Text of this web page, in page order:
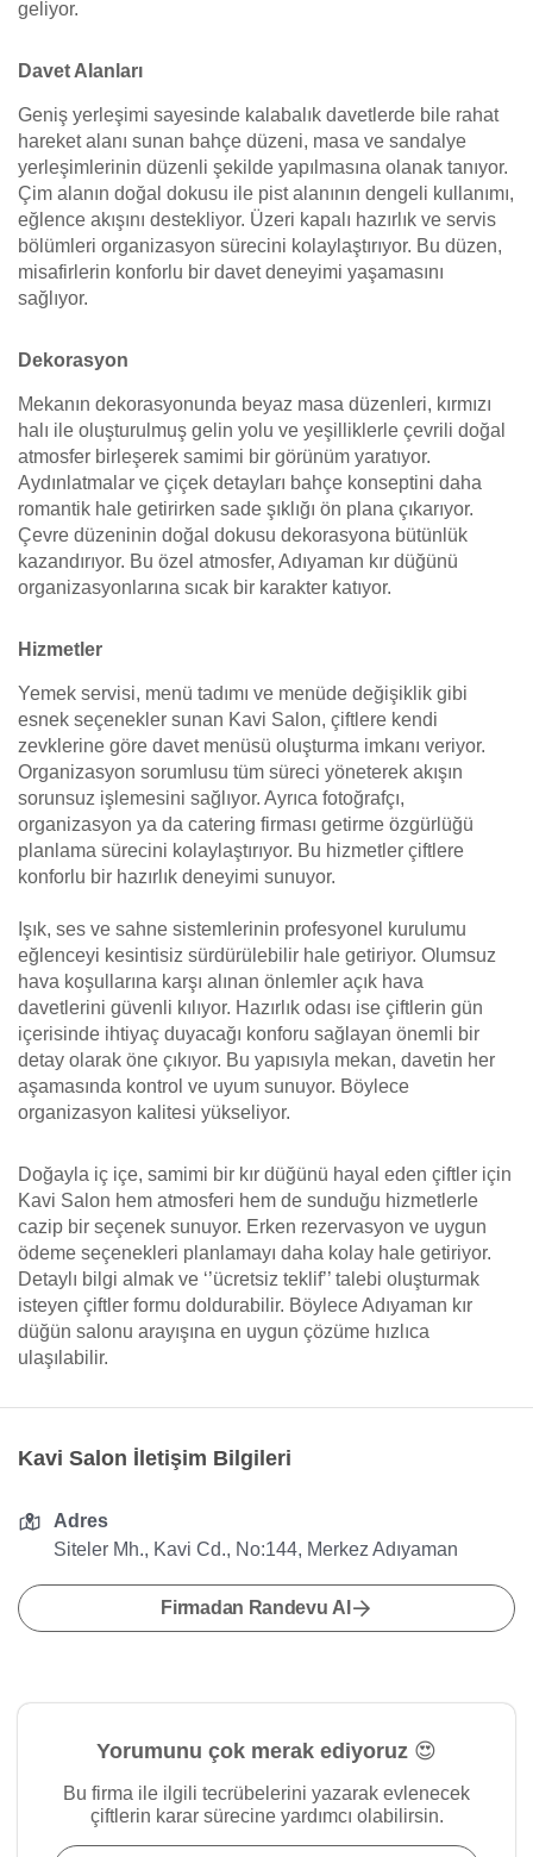
geliyor.
Davet Alanları
Geniş yerleşimi sayesinde kalabalık davetlerde bile rahat
hareket alanı sunan bahçe düzeni, masa ve sandalye
yerleşimlerinin düzenli şekilde yapılmasına olanak tanıyor.
Çim alanın doğal dokusu ile pist alanının dengeli kullanımı,
eğlence akışını destekliyor. Üzeri kapalı hazırlık ve servis
bölümleri organizasyon sürecini kolaylaştırıyor. Bu düzen,
misafirlerin konforlu bir davet deneyimi yaşamasını
sağlıyor.
Dekorasyon
Mekanın dekorasyonunda beyaz masa düzenleri, kırmızı
halı ile oluşturulmuş gelin yolu ve yeşilliklerle çevrili doğal
atmosfer birleşerek samimi bir görünüm yaratıyor.
Aydınlatmalar ve çiçek detayları bahçe konseptini daha
romantik hale getirirken sade şıklığı ön plana çıkarıyor.
Çevre düzeninin doğal dokusu dekorasyona bütünlük
kazandırıyor. Bu özel atmosfer, Adıyaman kır düğünü
organizasyonlarına sıcak bir karakter katıyor.
Hizmetler
Yemek servisi, menü tadımı ve menüde değişiklik gibi
esnek seçenekler sunan Kavi Salon, çiftlere kendi
zevklerine göre davet menüsü oluşturma imkanı veriyor.
Organizasyon sorumlusu tüm süreci yöneterek akışın
sorunsuz işlemesini sağlıyor. Ayrıca fotoğrafçı,
organizasyon ya da catering firması getirme özgürlüğü
planlama sürecini kolaylaştırıyor. Bu hizmetler çiftlere
konforlu bir hazırlık deneyimi sunuyor.
Işık, ses ve sahne sistemlerinin profesyonel kurulumu
eğlenceyi kesintisiz sürdürülebilir hale getiriyor. Olumsuz
hava koşullarına karşı alınan önlemler açık hava
davetlerini güvenli kılıyor. Hazırlık odası ise çiftlerin gün
içerisinde ihtiyaç duyacağı konforu sağlayan önemli bir
detay olarak öne çıkıyor. Bu yapısıyla mekan, davetin her
aşamasında kontrol ve uyum sunuyor. Böylece
organizasyon kalitesi yükseliyor.
Doğayla iç içe, samimi bir kır düğünü hayal eden çiftler için
Kavi Salon hem atmosferi hem de sunduğu hizmetlerle
cazip bir seçenek sunuyor. Erken rezervasyon ve uygun
ödeme seçenekleri planlamayı daha kolay hale getiriyor.
Detaylı bilgi almak ve ‘’ücretsiz teklif’’ talebi oluşturmak
isteyen çiftler formu doldurabilir. Böylece Adıyaman kır
düğün salonu arayışına en uygun çözüme hızlıca
ulaşılabilir.
Kavi Salon İletişim Bilgileri
Adres
Siteler Mh., Kavi Cd., No:144, Merkez Adıyaman
Firmadan Randevu Al
Yorumunu çok merak ediyoruz 😍
Bu firma ile ilgili tecrübelerini yazarak evlenecek
çiftlerin karar sürecine yardımcı olabilirsin.